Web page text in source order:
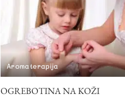
Aromaterapija
OGREBOTINA NA KOŽI